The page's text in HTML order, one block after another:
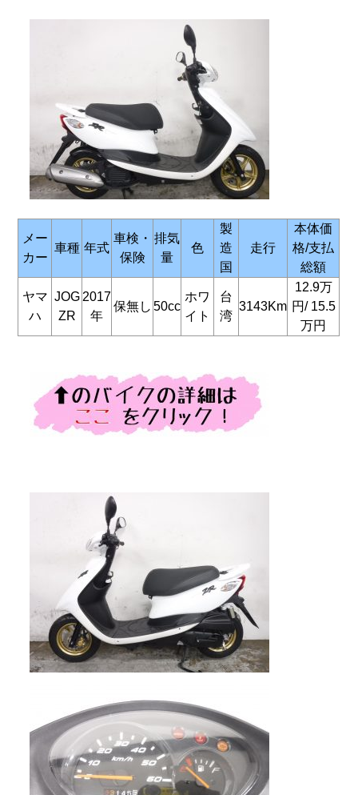
メー
カー
車種 年式
車検・
保険
排気
量
色
製
造
国
走行
本体価
格/支払
総額
ヤマ
ハ
JOG
ZR
2017
年
保無し 50cc
ホワ
イト
台
湾
3143Km
12.9万
円/15.5
万円